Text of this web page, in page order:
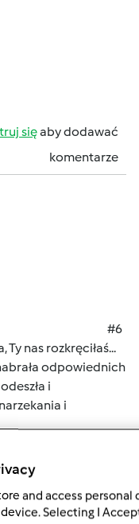
sięaby dodawać
komentarze
#6
Ty nas rozkręciłaś...
odpowiednich
i
i
obowiązków i tylko
posterunku jest
dość często
tu tylko czasami a
and access personal
Selecting I